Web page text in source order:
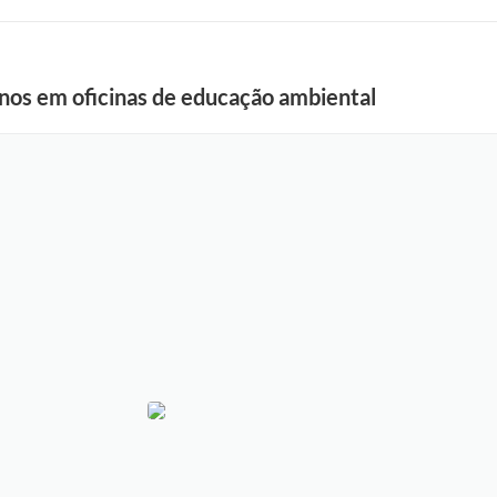
em oficinas de educação ambiental